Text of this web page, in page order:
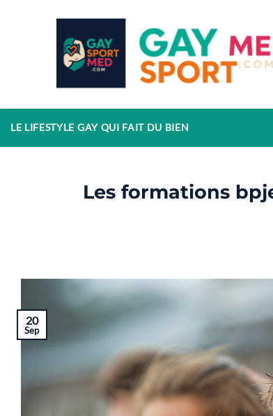
LE LIFESTYLE GAY QUI FAIT DU BIEN
Les formations
20
Sep